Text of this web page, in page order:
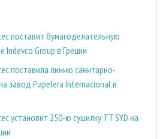
поставит бумагоделательную
Indevco Group в Греции
поставила линию санитарно-
завод Papelera Internacional в
установит 250-ю сушилку TT SYD на